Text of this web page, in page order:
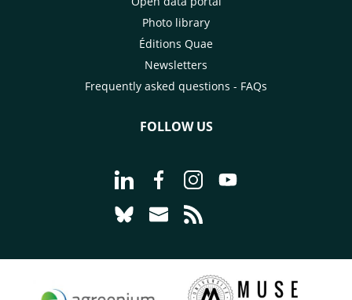
Photo library
Éditions Quae
Newsletters
Frequently asked questions - FAQs
FOLLOW US
Go to page Follow us on LinkedIn -
Go to page Follow us on
Go to page Follow us on
Go to page Follow
Go to page Follow us on Bluesky -
Go to page Contact us - CIRAD